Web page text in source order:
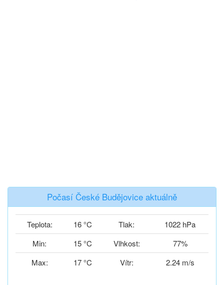
Počasí České Budějovice aktuálně
Teplota: 16 °C Tlak:
1022 hPa
Min:
15 °C Vlhkost:
77%
Max:
17 °C Vítr: 2.24 m/s